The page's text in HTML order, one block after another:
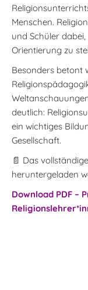
Menschen.
und Schüler
Orientierung zu
Besonders betont
deutlich:
ein wichtiges
Gesellschaft.
📄 Das
heruntergeladen
Download PDF –